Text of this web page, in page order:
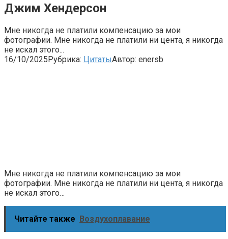
Джим Хендерсон
Мне никогда не платили компенсацию за мои
фотографии. Мне никогда не платили ни цента, я никогда
не искал этого...
16/10/2025Рубрика: ЦитатыАвтор: enersb
Мне никогда не платили компенсацию за мои
фотографии. Мне никогда не платили ни цента, я никогда
не искал этого…
Читайте также Воздухоплавание